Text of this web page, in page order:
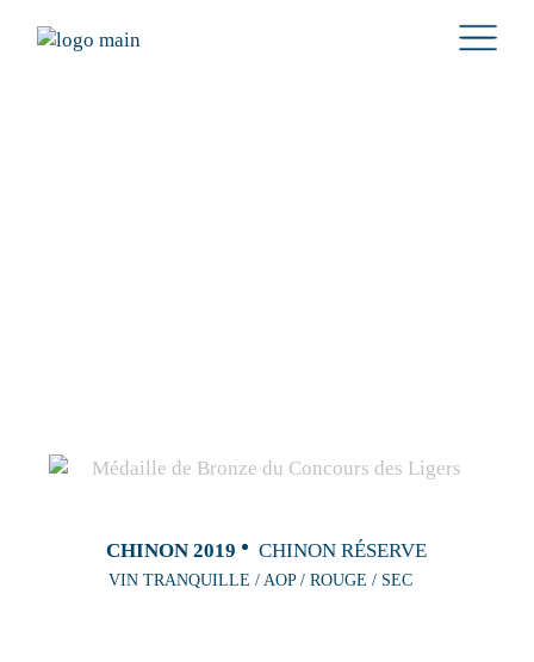
CHINON 2019 CHINON RÉSERVE
VIN TRANQUILLE / AOP / ROUGE / SEC